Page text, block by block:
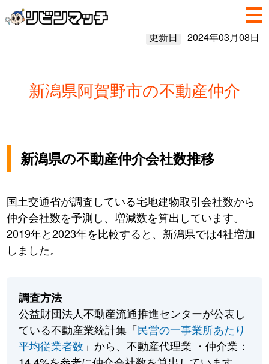
更新日 2024年03月08日
新潟県阿賀野市の不動産仲介
新潟県の不動産仲介会社数推移
国土交通省が調査している宅地建物取引会社数から
仲介会社数を予測し、増減数を算出しています。
2019年と2023年を比較すると、新潟県では4社増加
しました。
調査方法
公益財団法人不動産流通推進センターが公表し
ている不動産業統計集「民営の一事業所あたり
平均従業者数 」から、不動産代理業 ・仲介業：